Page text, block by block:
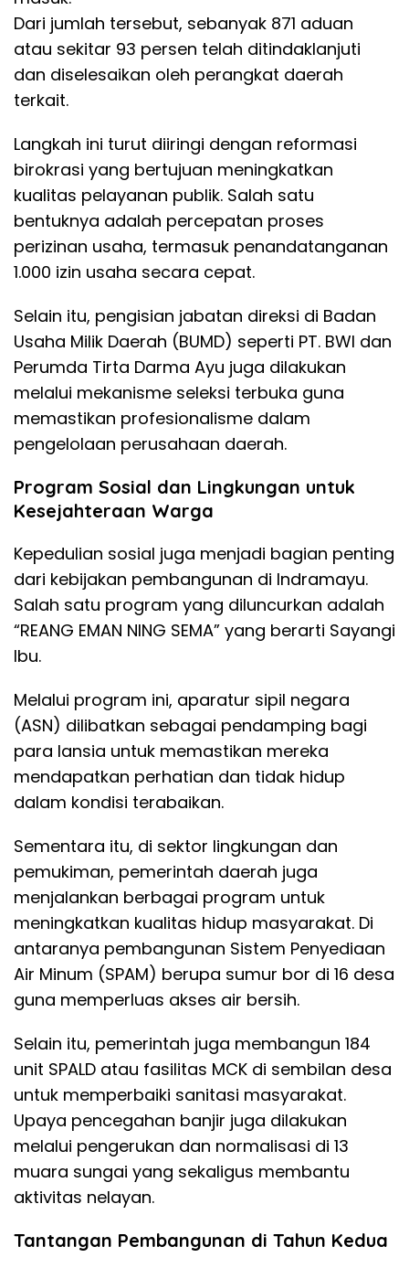
Dari jumlah tersebut, sebanyak 871 aduan
atau sekitar 93 persen telah ditindaklanjuti
dan diselesaikan oleh perangkat daerah
terkait.
Langkah ini turut diiringi dengan reformasi
birokrasi yang bertujuan meningkatkan
kualitas pelayanan publik. Salah satu
bentuknya adalah percepatan proses
perizinan usaha, termasuk penandatanganan
1.000 izin usaha secara cepat.
Selain itu, pengisian jabatan direksi di Badan
Usaha Milik Daerah (BUMD) seperti PT. BWI dan
Perumda Tirta Darma Ayu juga dilakukan
melalui mekanisme seleksi terbuka guna
memastikan profesionalisme dalam
pengelolaan perusahaan daerah.
Program Sosial dan Lingkungan untuk
Kesejahteraan Warga
Kepedulian sosial juga menjadi bagian penting
dari kebijakan pembangunan di Indramayu.
Salah satu program yang diluncurkan adalah
“REANG EMAN NING SEMA” yang berarti Sayangi
Ibu.
Melalui program ini, aparatur sipil negara
(ASN) dilibatkan sebagai pendamping bagi
para lansia untuk memastikan mereka
mendapatkan perhatian dan tidak hidup
dalam kondisi terabaikan.
Sementara itu, di sektor lingkungan dan
pemukiman, pemerintah daerah juga
menjalankan berbagai program untuk
meningkatkan kualitas hidup masyarakat. Di
antaranya pembangunan Sistem Penyediaan
Air Minum (SPAM) berupa sumur bor di 16 desa
guna memperluas akses air bersih.
Selain itu, pemerintah juga membangun 184
unit SPALD atau fasilitas MCK di sembilan desa
untuk memperbaiki sanitasi masyarakat.
Upaya pencegahan banjir juga dilakukan
melalui pengerukan dan normalisasi di 13
muara sungai yang sekaligus membantu
aktivitas nelayan.
Tantangan Pembangunan di Tahun Kedua